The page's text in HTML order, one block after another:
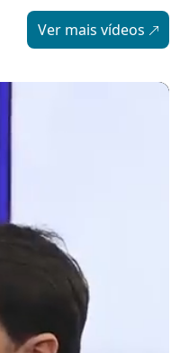
Ver mais vídeos